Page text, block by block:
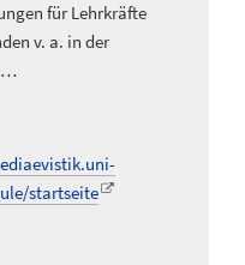
für Lehrkräfte
v. a. in der
…
startseite